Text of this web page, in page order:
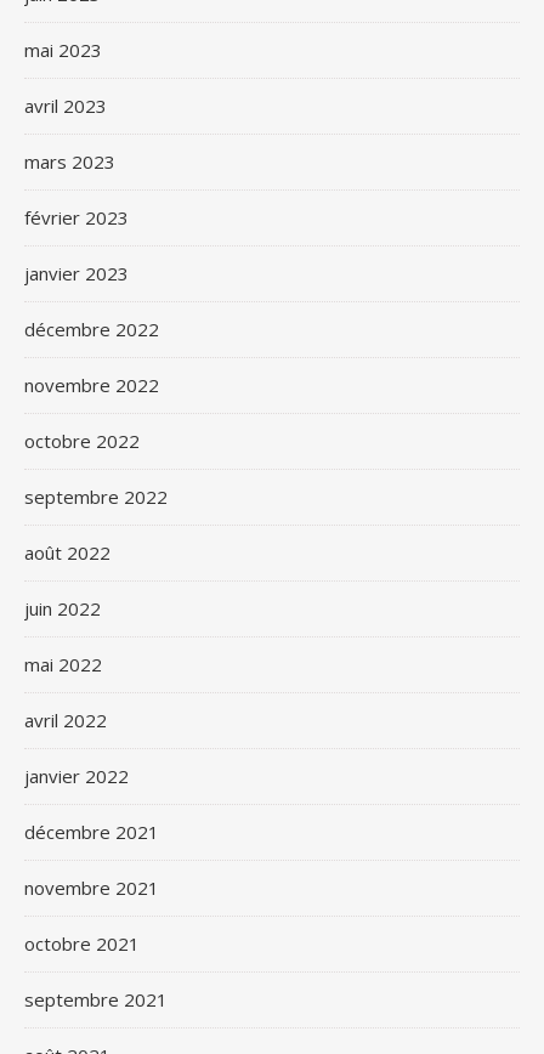
mai 2023
avril 2023
mars 2023
février 2023
janvier 2023
décembre 2022
novembre 2022
octobre 2022
septembre 2022
août 2022
juin 2022
mai 2022
avril 2022
janvier 2022
décembre 2021
novembre 2021
octobre 2021
septembre 2021